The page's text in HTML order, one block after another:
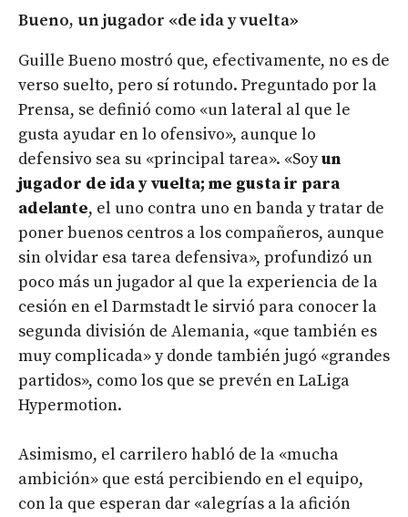
Bueno, un jugador «de ida y vuelta»
Guille Bueno mostró que, efectivamente, no es de
verso suelto, pero sí rotundo. Preguntado por la
Prensa, se definió como «un lateral al que le
gusta ayudar en lo ofensivo», aunque lo
defensivo sea su «principal tarea». «Soyun
jugador de ida y vuelta; me gusta ir para
adelante, el uno contra uno en banda y tratar de
poner buenos centros a los compañeros, aunque
sin olvidar esa tarea defensiva», profundizó un
poco más un jugador al que la experiencia de la
cesión en el Darmstadt le sirvió para conocer la
segunda división de Alemania, «que también es
muy complicada» y donde también jugó «grandes
partidos», como los que se prevén en LaLiga
Hypermotion.
Asimismo, el carrilero habló de la «mucha
ambición» que está percibiendo en el equipo,
con la que esperan dar «alegrías a la afición